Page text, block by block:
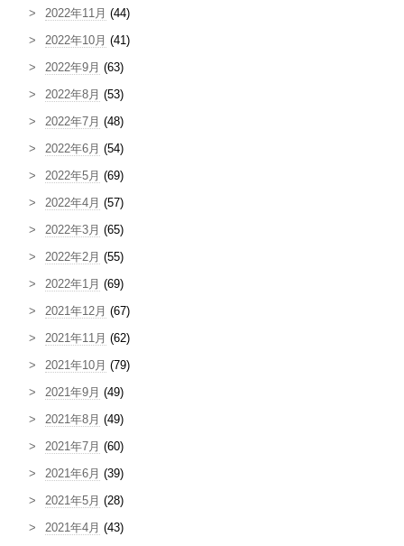
2022年11月 (44)
2022年10月 (41)
2022年9月 (63)
2022年8月 (53)
2022年7月 (48)
2022年6月 (54)
2022年5月 (69)
2022年4月 (57)
2022年3月 (65)
2022年2月 (55)
2022年1月 (69)
2021年12月 (67)
2021年11月 (62)
2021年10月 (79)
2021年9月 (49)
2021年8月 (49)
2021年7月 (60)
2021年6月 (39)
2021年5月 (28)
2021年4月 (43)